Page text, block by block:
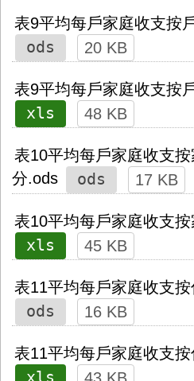
表9平均每戶家庭收支按
ods 20 KB
表9平均每戶家庭收支按
xls 48 KB
表10平均每戶家庭收支按
分.ods
ods 17 KB
表10平均每戶家庭收支
xls 45 KB
表11平均每戶家庭收支
ods 16 KB
表11平均每戶家庭收支
xls